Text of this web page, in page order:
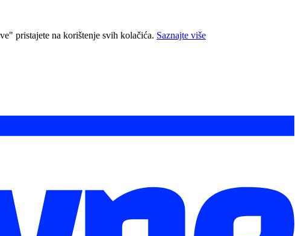
pristajete na korištenje svih kolačića. Saznajte više